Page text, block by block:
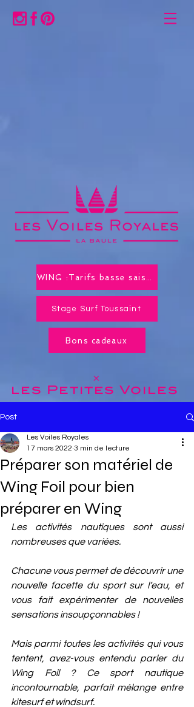
Stage Surf Toussaint
Bons cadeaux
x
les Petites Voiles
Post
Préparer son matériel de
Wing Foil pour bien
préparer en Wing
Les Voiles Royales
17 mars 2022 3 min de lecture
Les activités nautiques sont aussi
nombreuses que variées.
Chacune vous permet de découvrir une
nouvelle facette du sport sur l’eau, et
vous fait expérimenter de nouvelles
sensations insoupçonnables !
Mais parmi toutes les activités qui vous
tentent, avez-vous entendu parler du
Wing Foil ? Ce sport nautique
incontournable, parfait mélange entre
kitesurf et windsurf.